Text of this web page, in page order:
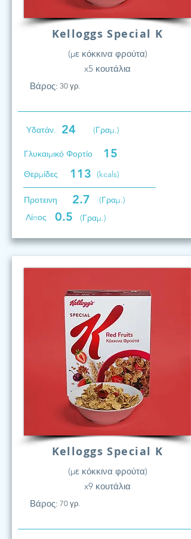
Kelloggs Special K
(με κόκκινα φρούτα)
x5 κουτάλια
Βάρος: 30 γρ.
Υδατάν. 24 (Γραμ.)
Γλυκαιμικό Φορτίο 15
Θερμίδες 113 (kcals)
Προτεινη 2.7
(Γραμ.)
Λίπος
0.5 (Γραμ.)
Kelloggs Special K
(με κόκκινα φρούτα)
x9 κουτάλια
Βάρος: 70 γρ.